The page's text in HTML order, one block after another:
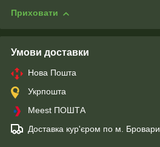
Приховати
Умови доставки
Нова Пошта
Укрпошта
Meest ПОШТА
Доставка кур'єром по м. Бровари